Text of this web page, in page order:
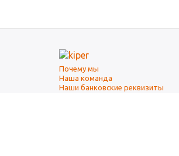
Почему мы
Наша команда
Наши банковские реквизиты